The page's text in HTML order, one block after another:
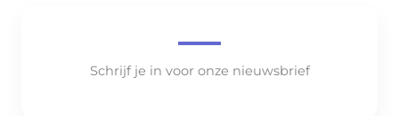
Schrijf je in voor onze nieuwsbrief